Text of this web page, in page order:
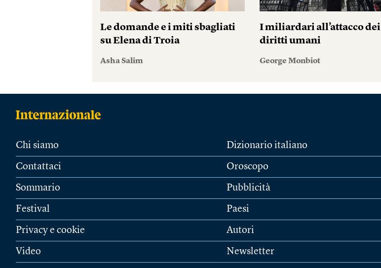
Le domande e i miti sbagliati
su Elena di Troia
Asha Salim
I miliardari all’attacco dei
diritti umani
George Monbiot
Chi siamo
Contattaci
Sommario
Festival
Privacy e cookie
Video
Dizionario italiano
Oroscopo
Pubblicità
Paesi
Autori
Newsletter